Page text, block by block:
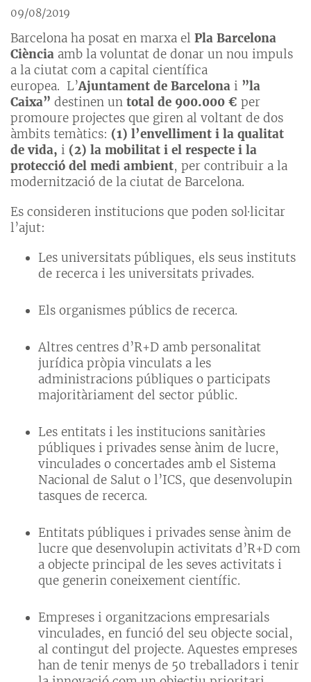
09/08/2019
Barcelona ha posat en marxa el Pla Barcelona
Ciència amb la voluntat de donar un nou impuls
a la ciutat com a capital científica
europea. L’Ajuntament de Barcelona i ”la
Caixa” destinen un total de 900.000 € per
promoure projectes que giren al voltant de dos
àmbits temàtics: (1) l’envelliment i la qualitat
de vida, i (2) la mobilitat i el respecte i la
protecció del medi ambient, per contribuir a la
modernització de la ciutat de Barcelona.
Es consideren institucions que poden sol·licitar
l’ajut:
Les universitats públiques, els seus instituts
de recerca i les universitats privades.
Els organismes públics de recerca.
Altres centres d’R+D amb personalitat
jurídica pròpia vinculats a les
administracions públiques o participats
majoritàriament del sector públic.
Les entitats i les institucions sanitàries
públiques i privades sense ànim de lucre,
vinculades o concertades amb el Sistema
Nacional de Salut o l’ICS, que desenvolupin
tasques de recerca.
Entitats públiques i privades sense ànim de
lucre que desenvolupin activitats d’R+D com
a objecte principal de les seves activitats i
que generin coneixement científic.
Empreses i organitzacions empresarials
vinculades, en funció del seu objecte social,
al contingut del projecte. Aquestes empreses
han de tenir menys de 50 treballadors i tenir